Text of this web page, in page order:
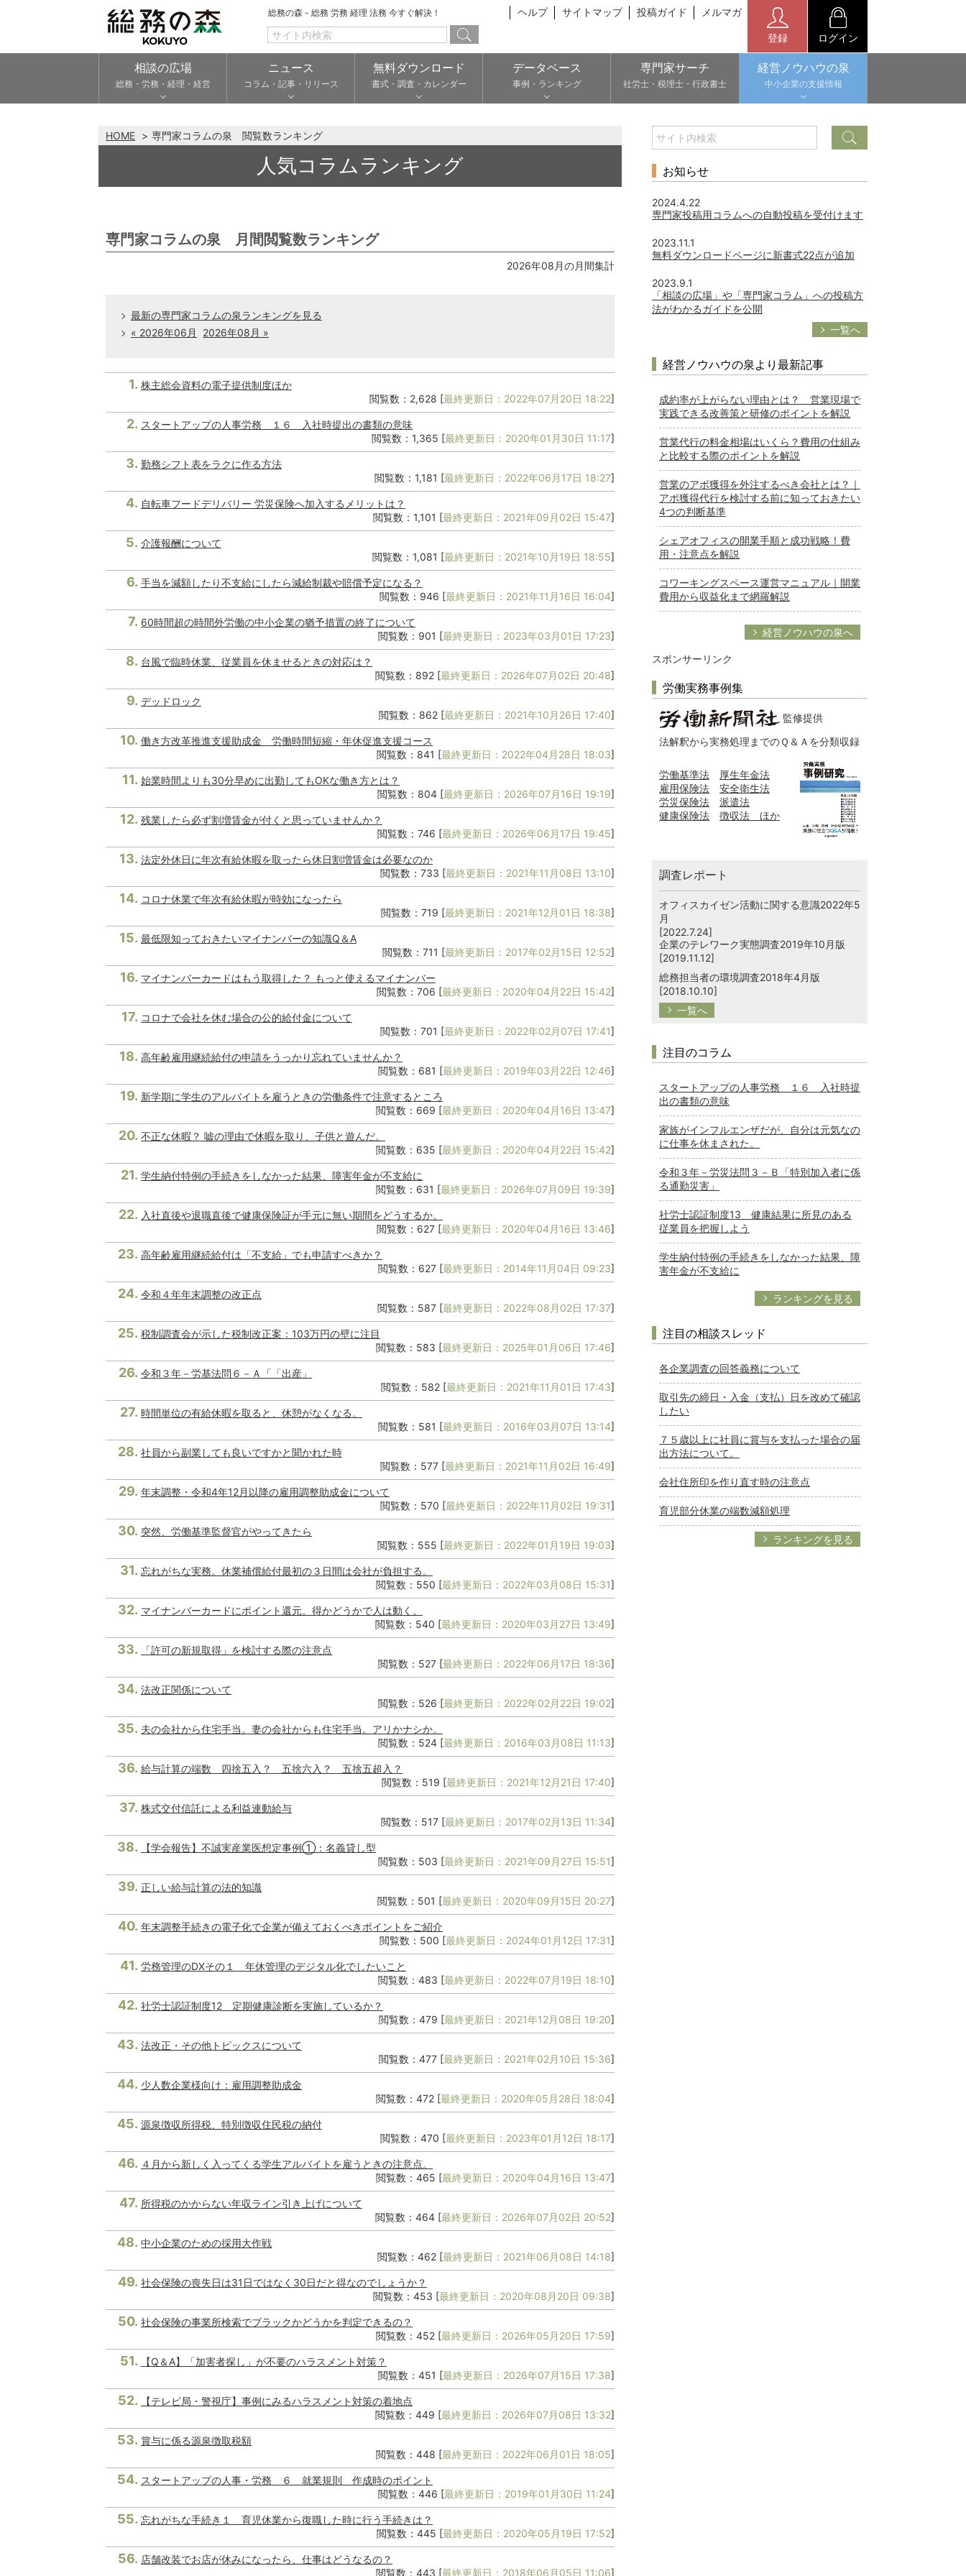
総務の森 - 総務 労務 経理 法務 今すぐ解決！ ヘルプ サイトマップ 投稿ガイド メルマガ
登録 ログイン
相談の広場
総務・労務・経理・経営
ニュース
コラム・記事・リリース
無料ダウンロード
書式・調査・カレンダー
データベース
事例・ランキング
専門家サーチ
社労士・税理士・行政書士
経営ノウハウの泉
中小企業の支援情報
HOME 専門家コラムの泉 閲覧数ランキング
人気コラムランキング
専門家コラムの泉 月間閲覧数ランキング
2026年08月の月間集計
最新の専門家コラムの泉ランキングを見る
« 2026年06月
2026年08月 »
株主総会資料の電子提供制度ほか
閲覧数：2,628 [最終更新日：2022年07月20日 18:22]
スタートアップの人事労務 １６ 入社時提出の書類の意味
閲覧数：1,365 [最終更新日：2020年01月30日 11:17]
勤務シフト表をラクに作る方法
閲覧数：1,181 [最終更新日：2022年06月17日 18:27]
自転車フードデリバリー 労災保険へ加入するメリットは？
閲覧数：1,101 [最終更新日：2021年09月02日 15:47]
介護報酬について
閲覧数：1,081 [最終更新日：2021年10月19日 18:55]
手当を減額したり不支給にしたら減給制裁や賠償予定になる？
閲覧数：946 [最終更新日：2021年11月16日 16:04]
60時間超の時間外労働の中小企業の猶予措置の終了について
閲覧数：901 [最終更新日：2023年03月01日 17:23]
台風で臨時休業、従業員を休ませるときの対応は？
閲覧数：892 [最終更新日：2026年07月02日 20:48]
デッドロック
閲覧数：862 [最終更新日：2021年10月26日 17:40]
働き方改革推進支援助成金 労働時間短縮・年休促進支援コース
閲覧数：841 [最終更新日：2022年04月28日 18:03]
始業時間よりも30分早めに出勤してもOKな働き方とは？
閲覧数：804 [最終更新日：2026年07月16日 19:19]
残業したら必ず割増賃金が付くと思っていませんか？
閲覧数：746 [最終更新日：2026年06月17日 19:45]
法定外休日に年次有給休暇を取ったら休日割増賃金は必要なのか
閲覧数：733 [最終更新日：2021年11月08日 13:10]
コロナ休業で年次有給休暇が時効になったら
閲覧数：719 [最終更新日：2021年12月01日 18:38]
最低限知っておきたいマイナンバーの知識Q＆A
閲覧数：711 [最終更新日：2017年02月15日 12:52]
マイナンバーカードはもう取得した？ もっと使えるマイナンバー
閲覧数：706 [最終更新日：2020年04月22日 15:42]
コロナで会社を休む場合の公的給付金について
閲覧数：701 [最終更新日：2022年02月07日 17:41]
高年齢雇用継続給付の申請をうっかり忘れていませんか？
閲覧数：681 [最終更新日：2019年03月22日 12:46]
新学期に学生のアルバイトを雇うときの労働条件で注意するところ
閲覧数：669 [最終更新日：2020年04月16日 13:47]
不正な休暇？ 嘘の理由で休暇を取り、子供と遊んだ。
閲覧数：635 [最終更新日：2020年04月22日 15:42]
学生納付特例の手続きをしなかった結果、障害年金が不支給に
閲覧数：631 [最終更新日：2026年07月09日 19:39]
入社直後や退職直後で健康保険証が手元に無い期間をどうするか。
閲覧数：627 [最終更新日：2020年04月16日 13:46]
高年齢雇用継続給付は「不支給」でも申請すべきか？
閲覧数：627 [最終更新日：2014年11月04日 09:23]
令和４年年末調整の改正点
閲覧数：587 [最終更新日：2022年08月02日 17:37]
税制調査会が示した税制改正案：103万円の壁に注目
閲覧数：583 [最終更新日：2025年01月06日 17:46]
令和３年－労基法問６－Ａ「「出産」
閲覧数：582 [最終更新日：2021年11月01日 17:43]
時間単位の有給休暇を取ると、休憩がなくなる。
閲覧数：581 [最終更新日：2016年03月07日 13:14]
社員から副業しても良いですかと聞かれた時
閲覧数：577 [最終更新日：2021年11月02日 16:49]
年末調整・令和4年12月以降の雇用調整助成金について
閲覧数：570 [最終更新日：2022年11月02日 19:31]
突然、労働基準監督官がやってきたら
閲覧数：555 [最終更新日：2022年01月19日 19:03]
忘れがちな実務。休業補償給付最初の３日間は会社が負担する。
閲覧数：550 [最終更新日：2022年03月08日 15:31]
マイナンバーカードにポイント還元。得かどうかで人は動く。
閲覧数：540 [最終更新日：2020年03月27日 13:49]
「許可の新規取得」を検討する際の注意点
閲覧数：527 [最終更新日：2022年06月17日 18:36]
法改正関係について
閲覧数：526 [最終更新日：2022年02月22日 19:02]
夫の会社から住宅手当。妻の会社からも住宅手当。アリかナシか。
閲覧数：524 [最終更新日：2016年03月08日 11:13]
給与計算の端数 四捨五入？ 五捨六入？ 五捨五超入？
閲覧数：519 [最終更新日：2021年12月21日 17:40]
株式交付信託による利益連動給与
閲覧数：517 [最終更新日：2017年02月13日 11:34]
【学会報告】不誠実産業医想定事例①：名義貸し型
閲覧数：503 [最終更新日：2021年09月27日 15:51]
正しい給与計算の法的知識
閲覧数：501 [最終更新日：2020年09月15日 20:27]
年末調整手続きの電子化で企業が備えておくべきポイントをご紹介
閲覧数：500 [最終更新日：2024年01月12日 17:31]
労務管理のDXその１ 年休管理のデジタル化でしたいこと
閲覧数：483 [最終更新日：2022年07月19日 18:10]
社労士認証制度12 定期健康診断を実施しているか？
閲覧数：479 [最終更新日：2021年12月08日 19:20]
法改正・その他トピックスについて
閲覧数：477 [最終更新日：2021年02月10日 15:36]
少人数企業様向け：雇用調整助成金
閲覧数：472 [最終更新日：2020年05月28日 18:04]
源泉徴収所得税、特別徴収住民税の納付
閲覧数：470 [最終更新日：2023年01月12日 18:17]
４月から新しく入ってくる学生アルバイトを雇うときの注意点。
閲覧数：465 [最終更新日：2020年04月16日 13:47]
所得税のかからない年収ライン引き上げについて
閲覧数：464 [最終更新日：2026年07月02日 20:52]
中小企業のための採用大作戦
閲覧数：462 [最終更新日：2021年06月08日 14:18]
社会保険の喪失日は31日ではなく30日だと得なのでしょうか？
閲覧数：453 [最終更新日：2020年08月20日 09:38]
社会保険の事業所検索でブラックかどうかを判定できるの？
閲覧数：452 [最終更新日：2026年05月20日 17:59]
【Q＆A】「加害者探し」が不要のハラスメント対策？
閲覧数：451 [最終更新日：2026年07月15日 17:38]
【テレビ局・警視庁】事例にみるハラスメント対策の着地点
閲覧数：449 [最終更新日：2026年07月08日 13:32]
賞与に係る源泉徴取税額
閲覧数：448 [最終更新日：2022年06月01日 18:05]
スタートアップの人事・労務 ６ 就業規則 作成時のポイント
閲覧数：446 [最終更新日：2019年01月30日 11:24]
忘れがちな手続き１ 育児休業から復職した時に行う手続きは？
閲覧数：445 [最終更新日：2020年05月19日 17:52]
店舗改装でお店が休みになったら、仕事はどうなるの？
閲覧数：443 [最終更新日：2018年06月05日 11:06]
お知らせ
2024.4.22
専門家投稿用コラムへの自動投稿を受付けます
2023.11.1
無料ダウンロードページに新書式22点が追加
2023.9.1
「相談の広場」や「専門家コラム」への投稿方
法がわかるガイドを公開
一覧へ
経営ノウハウの泉より最新記事
成約率が上がらない理由とは？ 営業現場で
実践できる改善策と研修のポイントを解説
営業代行の料金相場はいくら？費用の仕組み
と比較する際のポイントを解説
営業のアポ獲得を外注するべき会社とは？｜
アポ獲得代行を検討する前に知っておきたい
4つの判断基準
シェアオフィスの開業手順と成功戦略！費
用・注意点を解説
コワーキングスペース運営マニュアル｜開業
費用から収益化まで網羅解説
経営ノウハウの泉へ
スポンサーリンク
労働実務事例集
監修提供
法解釈から実務処理までのＱ＆Ａを分類収録
労働基準法
厚生年金法
雇用保険法
安全衛生法
労災保険法
派遣法
健康保険法
徴収法 ほか
調査レポート
オフィスカイゼン活動に関する意識2022年5
月
[2022.7.24]
企業のテレワーク実態調査2019年10月版
[2019.11.12]
総務担当者の環境調査2018年4月版
[2018.10.10]
一覧へ
注目のコラム
スタートアップの人事労務 １６ 入社時提
出の書類の意味
家族がインフルエンザだが、自分は元気なの
に仕事を休まされた。
令和３年－労災法問３－Ｂ「特別加入者に係
る通勤災害」
社労士認証制度13 健康結果に所見のある
従業員を把握しよう
学生納付特例の手続きをしなかった結果、障
害年金が不支給に
ランキングを見る
注目の相談スレッド
各企業調査の回答義務について
取引先の締日・入金（支払）日を改めて確認
したい
７５歳以上に社員に賞与を支払った場合の届
出方法について。
会社住所印を作り直す時の注意点
育児部分休業の端数減額処理
ランキングを見る